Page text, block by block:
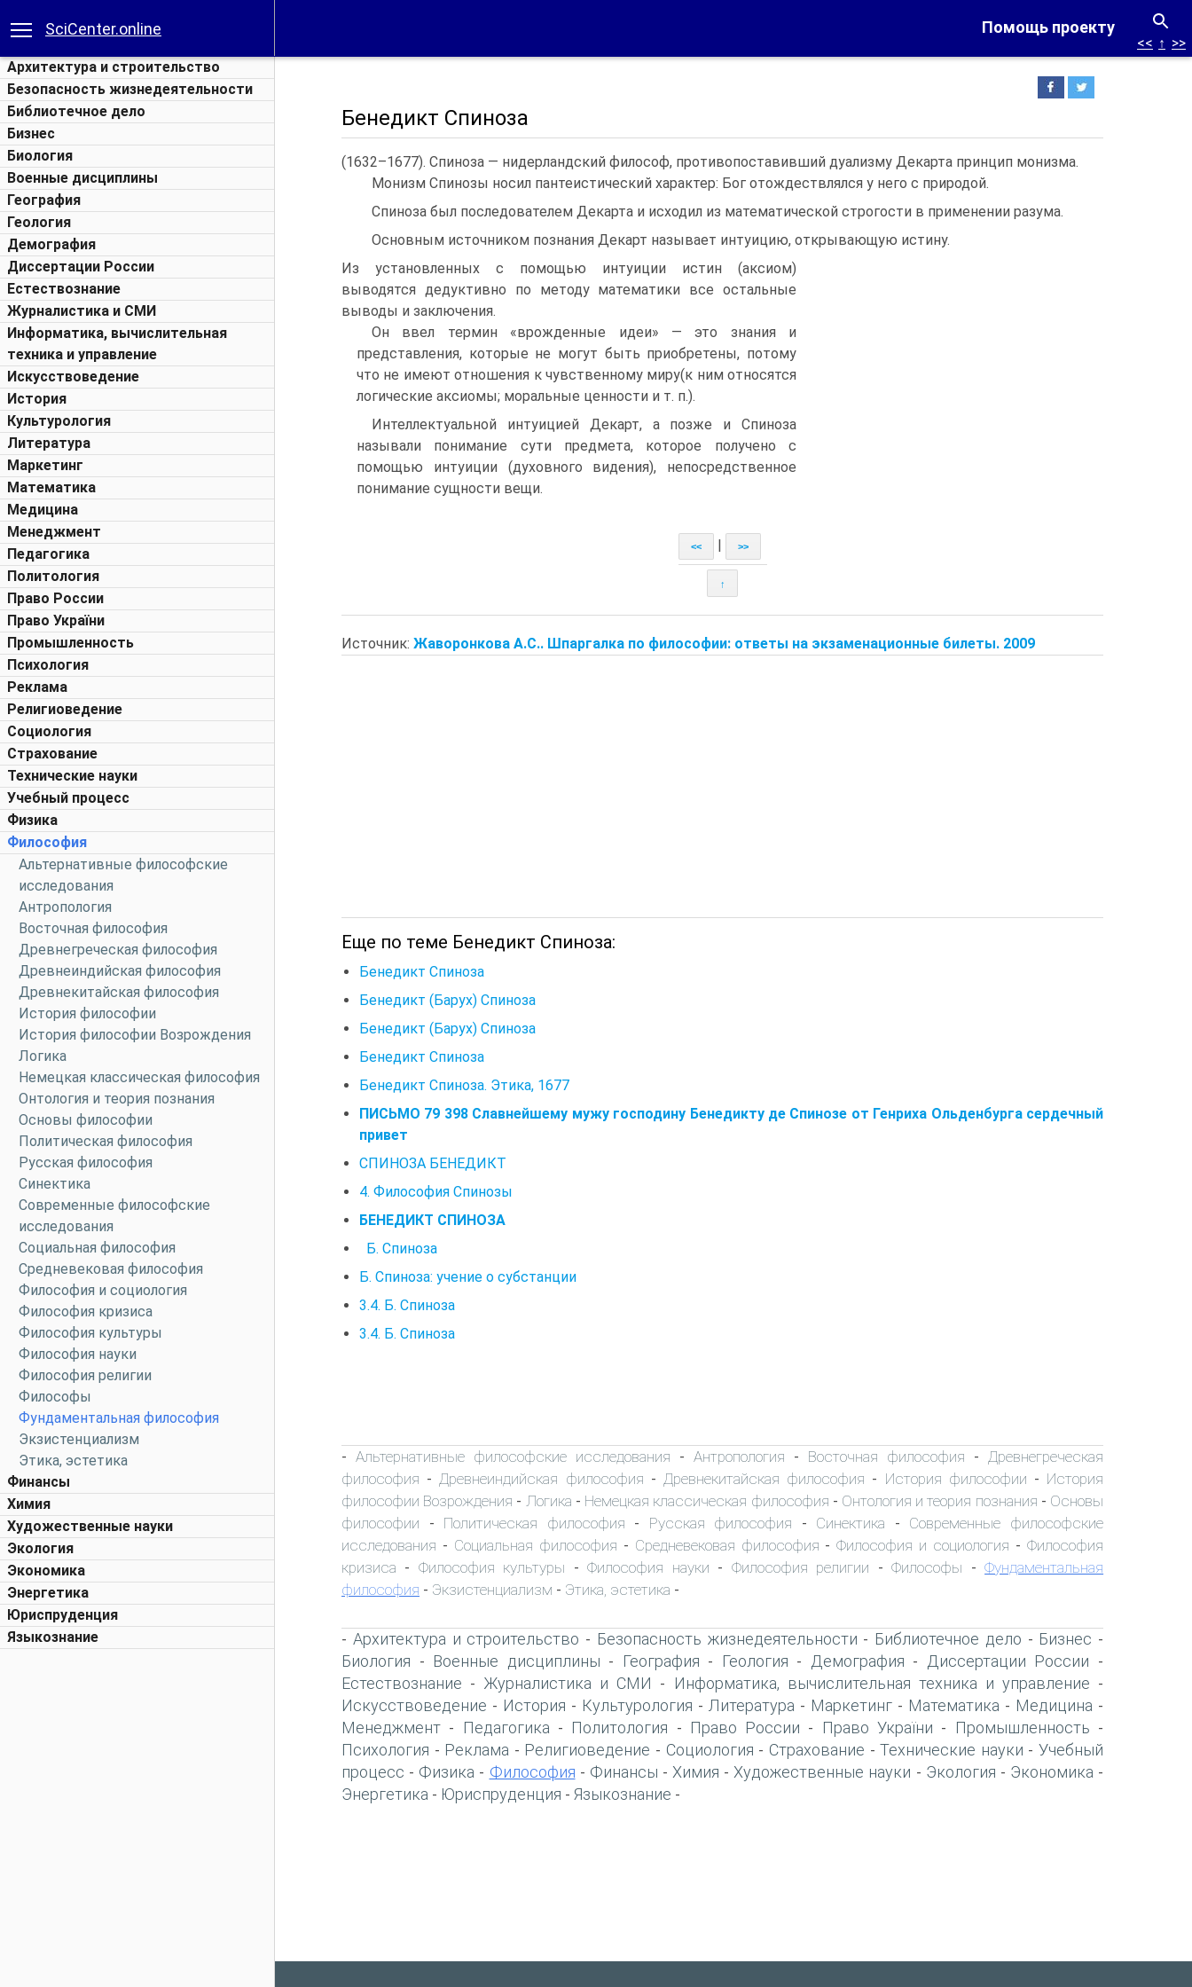
Помощь проекту
SciCenter.online
Архитектура и строительство
Безопасность жизнедеятельности
Библиотечное дело
Бизнес
Биология
Военные дисциплины
География
Геология
Демография
Диссертации России
Естествознание
Журналистика и СМИ
Информатика, вычислительная
техника и управление
Искусствоведение
История
Культурология
Литература
Маркетинг
Математика
Медицина
Менеджмент
Педагогика
Политология
Право России
Право України
Промышленность
Психология
Реклама
Религиоведение
Социология
Страхование
Технические науки
Учебный процесс
Физика
Философия
Альтернативные философские
исследования
Антропология
Восточная философия
Древнегреческая философия
Древнеиндийская философия
Древнекитайская философия
История философии
История философии Возрождения
Логика
Немецкая классическая философия
Онтология и теория познания
Основы философии
Политическая философия
Русская философия
Синектика
Современные философские
исследования
Социальная философия
Средневековая философия
Философия и социология
Философия кризиса
Философия культуры
Философия науки
Философия религии
Философы
Фундаментальная философия
Экзистенциализм
Этика, эстетика
Финансы
Химия
Художественные науки
Экология
Экономика
Энергетика
Юриспруденция
Языкознание
<< ↑ >>
Бенедикт Спиноза
(1632–1677). Спиноза — нидерландский философ, противопоставивший дуализму Декарта принцип монизма.
Монизм Спинозы носил пантеистический характер: Бог отождествлялся у него с природой.
Спиноза был последователем Декарта и исходил из математической строгости в применении разума.
Основным источником познания Декарт называет интуицию, открывающую истину.
Из установленных с помощью интуиции истин (аксиом)
выводятся дедуктивно по методу математики все остальные
выводы и заключения.
Он ввел термин «врожденные идеи» — это знания и
представления, которые не могут быть приобретены, потому
что не имеют отношения к чувственному миру(к ним относятся
логические аксиомы; моральные ценности и т. п.).
Интеллектуальной интуицией Декарт, а позже и Спиноза
называли понимание сути предмета, которое получено с
помощью интуиции (духовного видения), непосредственное
понимание сущности вещи.
<< >>
↑
Источник: Жаворонкова А.С.. Шпаргалка по философии: ответы на экзаменационные билеты. 2009
Еще по теме Бенедикт Спиноза:
Бенедикт Спиноза
Бенедикт (Барух) Спиноза
Бенедикт (Барух) Спиноза
Бенедикт Спиноза
Бенедикт Спиноза. Этика, 1677
ПИСЬМО 79 398 Славнейшему мужу господину Бенедикту де Спинозе от Генриха Ольденбурга сердечный
привет
СПИНОЗА БЕНЕДИКТ
4. Философия Спинозы
БЕНЕДИКТ СПИНОЗА
Б. Спиноза
Б. Спиноза: учение о субстанции
3.4. Б. Спиноза
3.4. Б. Спиноза
- Альтернативные философские исследования - Антропология - Восточная философия - Древнегреческая
философия - Древнеиндийская философия - Древнекитайская философия - История философии - История
философии Возрождения - Логика - Немецкая классическая философия - Онтология и теория познания - Основы
философии - Политическая философия - Русская философия - Синектика - Современные философские
исследования - Социальная философия - Средневековая философия -Философия и социология -Философия
кризиса - Философия культуры -Философия науки - Философия религии -Философы -Фундаментальная
философия - Экзистенциализм - Этика, эстетика -
- Архитектура и строительство - Безопасность жизнедеятельности - Библиотечное дело - Бизнес -
Биология - Военные дисциплины - География - Геология - Демография - Диссертации России -
Естествознание - Журналистика и СМИ - Информатика, вычислительная техника и управление -
Искусствоведение - История - Культурология - Литература - Маркетинг - Математика - Медицина -
Менеджмент - Педагогика - Политология - Право России - Право України - Промышленность -
Психология - Реклама - Религиоведение - Социология - Страхование -Технические науки -Учебный
процесс - Физика - Философия - Финансы - Химия - Художественные науки - Экология - Экономика -
Энергетика - Юриспруденция - Языкознание -